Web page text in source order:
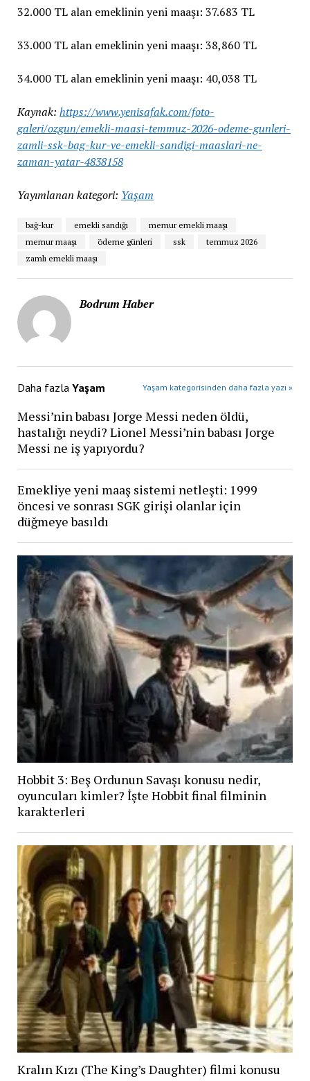
32.000 TL alan emeklinin yeni maaşı: 37.683 TL
33.000 TL alan emeklinin yeni maaşı: 38,860 TL
34.000 TL alan emeklinin yeni maaşı: 40,038 TL
Kaynak: https://www.yenisafak.com/foto-
galeri/ozgun/emekli-maasi-temmuz-2026-odeme-gunleri-
zamli-ssk-bag-kur-ve-emekli-sandigi-maaslari-ne-
zaman-yatar-4838158
Yayımlanan kategori: Yaşam
bağ-kur emekli sandığı
memur emekli maaşı
memur maaşı
ödeme günleri ssk
temmuz 2026
zamlı emekli maaşı
Bodrum Haber
Daha fazla Yaşam Yaşam kategorisinden daha fazla yazı »
Messi’nin babası Jorge Messi neden öldü,
hastalığı neydi? Lionel Messi’nin babası Jorge
Messi ne iş yapıyordu?
Emekliye yeni maaş sistemi netleşti: 1999
öncesi ve sonrası SGK girişi olanlar için
düğmeye basıldı
Hobbit 3: Beş Ordunun Savaşı konusu nedir,
oyuncuları kimler? İşte Hobbit final filminin
karakterleri
Kralın Kızı (The King’s Daughter) filmi konusu